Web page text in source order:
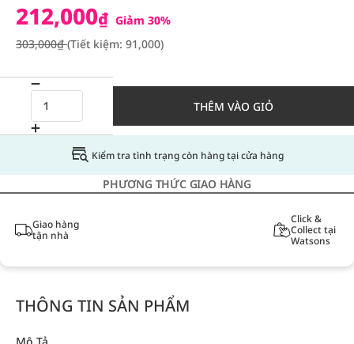
212,000₫ Giảm 30%
303,000₫(Tiết kiệm: 91,000)
THÊM VÀO GIỎ
Kiểm tra tình trạng còn hàng tại cửa hàng
PHƯƠNG THỨC GIAO HÀNG
Giao hàng
tận nhà
Click &
Collect tại
Watsons
THÔNG TIN SẢN PHẨM